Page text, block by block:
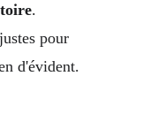
.
pour
d'évident.